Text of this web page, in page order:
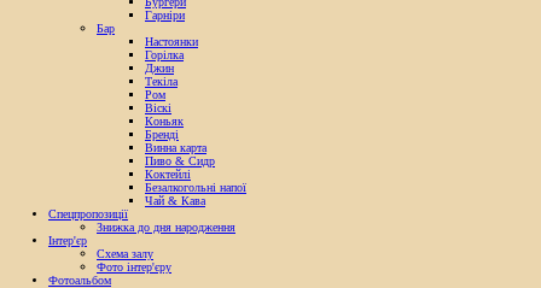
Гарніри
Бар
Настоянки
Горілка
Джин
Текіла
Ром
Віскі
Коньяк
Бренді
Винна карта
Пиво & Сидр
Коктейлі
Безалкогольні напої
Чай & Кава
Спецпропозиції
Знижка до дня народження
Інтер'єр
Схема залу
Фото інтер'єру
Фотоальбом